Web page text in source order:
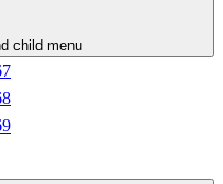
child menu